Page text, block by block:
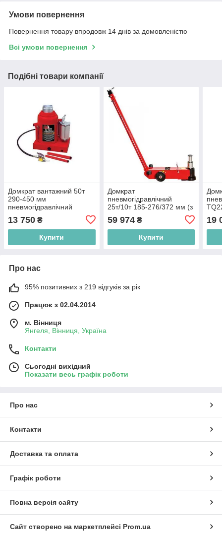
Умови повернення
Повернення товару впродовж 14 днів за домовленістю
Всі умови повернення
Подібні товари компанії
Домкрат вантажний 50т
290-450 мм
пневмогідравлічний
13 750 ₴
Купити
Домкрат
пневмогідравлічний
25т/10т 185-276/372 мм (з
доп вставками 492) TORIN
TRA25-2A
59 974₴
Купити
19
Про нас
95% позитивних з 219 відгуків за рік
Працює з 02.04.2014
м. Вінниця
Янгеля, Вінниця, Україна
Контакти
Сьогодні вихідний
Показати весь графік роботи
Про нас
Контакти
Доставка та оплата
Графік роботи
Повна версія сайту
Сайт створено на маркетплейсі Prom.ua